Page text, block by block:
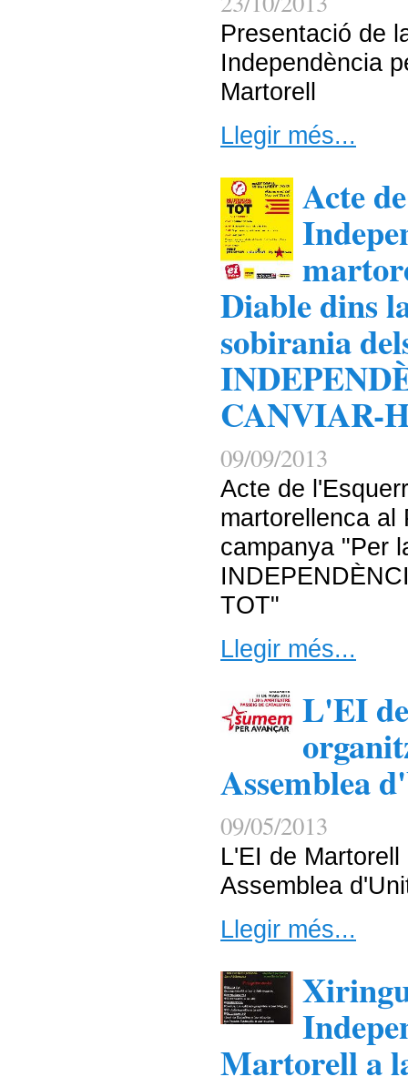
Presentació de
Independència
Martorell
Llegir més...
Acte
Diable dins
sobirania
CANVIAR-
09/09/2013
Acte de
martorellenca al
campanya "Per
TOT"
Llegir més...
L'EI
Assemblea
09/05/2013
L'EI de
Assemblea
Llegir més...
Martorell a